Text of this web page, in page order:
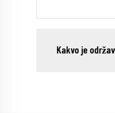
Kakvo je